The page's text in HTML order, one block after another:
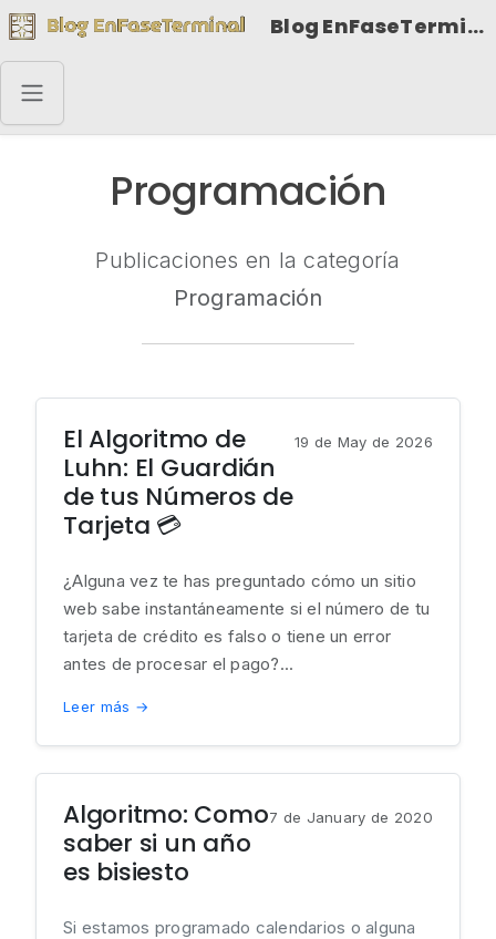
Blog EnFaseTerminal
Programación
Publicaciones en la categoría
Programación
El Algoritmo de
Luhn: El Guardián
de tus Números de
Tarjeta 💳
19 de May de 2026
¿Alguna vez te has preguntado cómo un sitio
web sabe instantáneamente si el número de tu
tarjeta de crédito es falso o tiene un error
antes de procesar el pago?...
Leer más →
Algoritmo: Como
saber si un año
es bisiesto
7 de January de 2020
Si estamos programado calendarios o alguna